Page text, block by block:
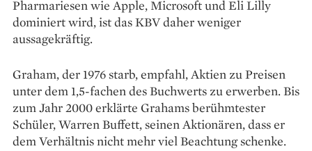
Pharmariesen wie Apple, Microsoft und Eli Lilly
dominiert wird, ist das KBV daher weniger
aussagekräftig.
Graham, der 1976 starb, empfahl, Aktien zu Preisen
unter dem 1,5-fachen des Buchwerts zu erwerben. Bis
zum Jahr 2000 erklärte Grahams berühmtester
Schüler, Warren Buffett, seinen Aktionären, dass er
dem Verhältnis nicht mehr viel Beachtung schenke.